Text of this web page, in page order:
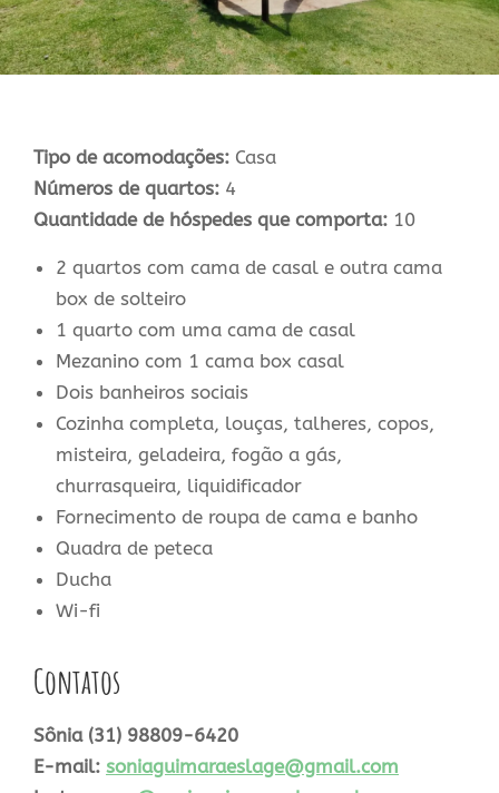
Tipo de acomodações: Casa
Números de quartos: 4
Quantidade de hóspedes que comporta: 10
2 quartos com cama de casal e outra cama
box de solteiro
1 quarto com uma cama de casal
Mezanino com 1 cama box casal
Dois banheiros sociais
Cozinha completa, louças, talheres, copos,
misteira, geladeira, fogão a gás,
churrasqueira, liquidificador
Fornecimento de roupa de cama e banho
Quadra de peteca
Ducha
Wi-fi
Contatos
Sônia (31) 98809-6420
E-mail: soniaguimaraeslage@gmail.com